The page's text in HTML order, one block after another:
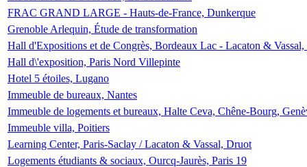
FRAC GRAND LARGE - Hauts-de-France, Dunkerque
Grenoble Arlequin, Étude de transformation
Hall d'Expositions et de Congrès, Bordeaux Lac - Lacaton &
Hall d\'exposition, Paris Nord Villepinte
Hotel 5 étoiles, Lugano
Immeuble de bureaux, Nantes
Immeuble de logements et bureaux, Halte Ceva, Chêne-Bourg,
Immeuble villa, Poitiers
Learning Center, Paris-Saclay / Lacaton & Vassal, Druot
Logements étudiants & sociaux, Ourcq-Jaurès, Paris 19